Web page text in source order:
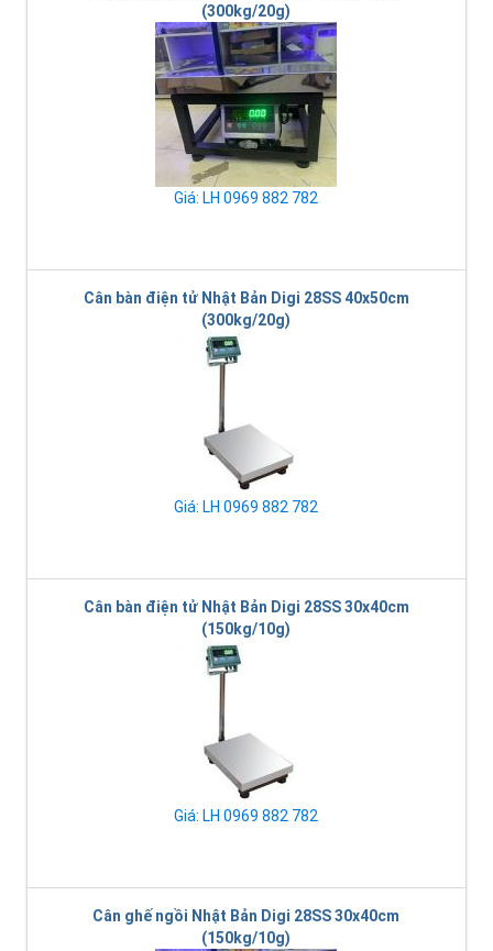
(300kg/20g)
Giá: LH 0969 882 782
Cân bàn điện tử Nhật Bản Digi 28SS 40x50cm
(300kg/20g)
Giá: LH 0969 882 782
Cân bàn điện tử Nhật Bản Digi 28SS 30x40cm
(150kg/10g)
Giá: LH 0969 882 782
Cân ghế ngồi Nhật Bản Digi 28SS 30x40cm
(150kg/10g)